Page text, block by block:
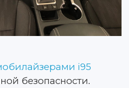
i95
безопасности.